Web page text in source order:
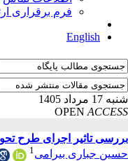
فرم برقراری
English
شنبه 17 مرداد 1405
OPEN ACCESS
بررسی تاثیر اجرای طرح
حسین جباری بیرامی1